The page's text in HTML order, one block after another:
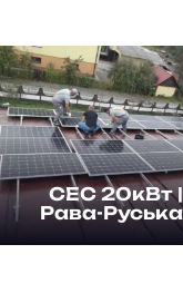
СЕС 20кВт |
Рава-